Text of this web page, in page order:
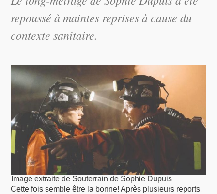
repoussé à maintes reprises à cause du
contexte sanitaire.
Image extraite de Souterrain de Sophie Dupuis
Cette fois semble être la bonne! Après plusieurs reports,